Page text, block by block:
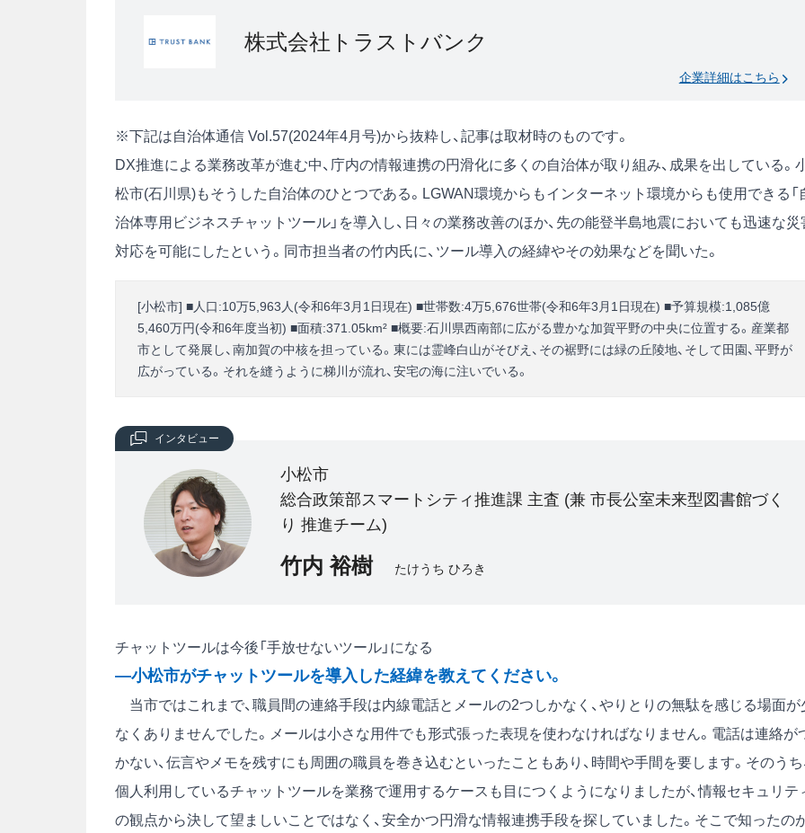
株式会社トラストバンク
企業詳細はこちら
※下記は自治体通信 Vol.57(2024年4月号)から抜粋し、記事は取材時のものです。
DX推進による業務改革が進む中、庁内の情報連携の円滑化に多くの自治体が取り組み、成果を出している。
松市(石川県)もそうした自治体のひとつである。LGWAN環境からもインターネット環境からも使用できる「
治体専用ビジネスチャットツール」を導入し、日々の業務改善のほか、先の能登半島地震においても迅速な災
対応を可能にしたという。同市担当者の竹内氏に、ツール導入の経緯やその効果などを聞いた。
[小松市] ■人口:10万5,963人(令和6年3月1日現在) ■世帯数:4万5,676世帯(令和6年3月1日現在) ■予算規模:1,085億
5,460万円(令和6年度当初) ■面積:371.05km² ■概要:石川県西南部に広がる豊かな加賀平野の中央に位置する。産業都
市として発展し、南加賀の中核を担っている。東には霊峰白山がそびえ、その裾野には緑の丘陵地、そして田園、平野が
広がっている。それを縫うように梯川が流れ、安宅の海に注いでいる。
インタビュー
小松市
総合政策部スマートシティ推進課 主査 (兼 市長公室未来型図書館づく
り 推進チーム)
竹内 裕樹 たけうち ひろき
チャットツールは今後「手放せないツール」になる
―小松市がチャットツールを導入した経緯を教えてください。
当市ではこれまで、職員間の連絡手段は内線電話とメールの2つしかなく、やりとりの無駄を感じる場面が
なくありませんでした。メールは小さな用件でも形式張った表現を使わなければなりません。電話は連絡が
かない、伝言やメモを残すにも周囲の職員を巻き込むといったこともあり、時間や手間を要します。そのうち
個人利用しているチャットツールを業務で運用するケースも目につくようになりましたが、情報セキュリテ
の観点から決して望ましいことではなく、安全かつ円滑な情報連携手段を探していました。そこで知ったの